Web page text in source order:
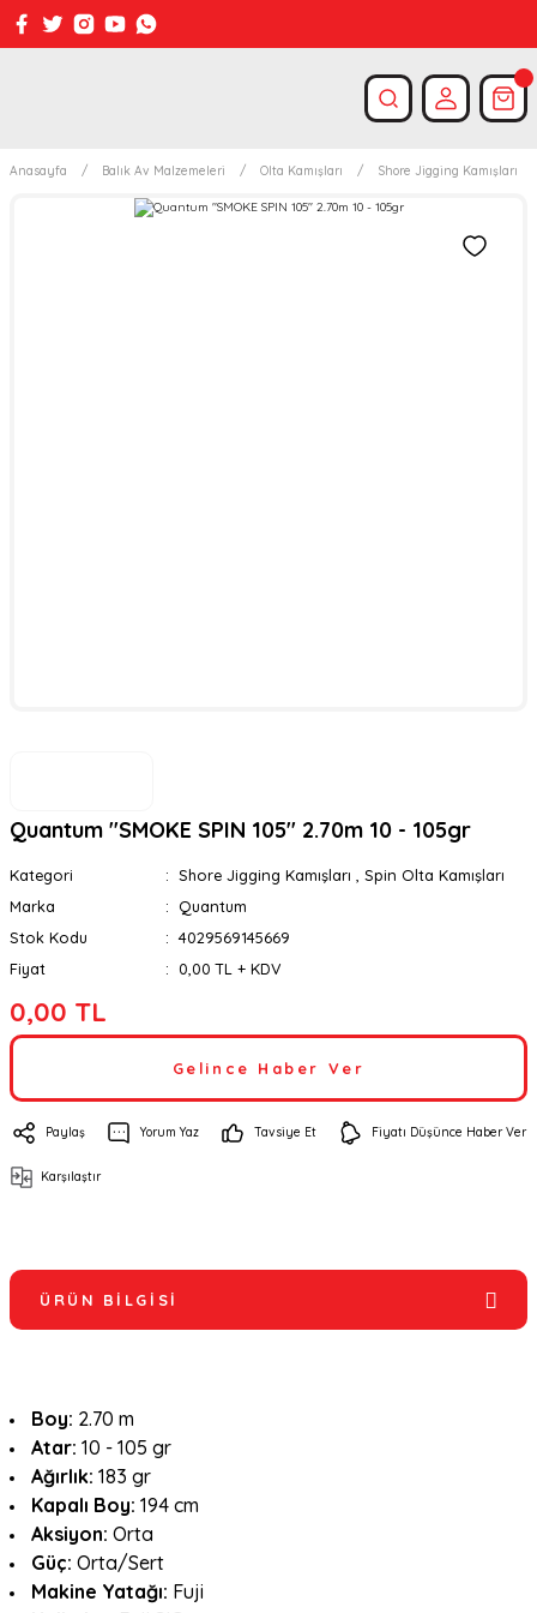
Anasayfa Balık Av Malzemeleri Olta Kamışları Shore Jigging Kamışları
Quantum ''SMOKE SPIN 105'' 2.70m 10 - 105gr
Kategori Shore Jigging Kamışları
Spin Olta Kamışları
Marka
Quantum
Stok Kodu
4029569145669
Fiyat
0,00 TL + KDV
0,00 TL
Gelince Haber Ver
Paylaş Yorum Yaz Tavsiye Et Fiyatı Düşünce Haber Ver
Karşılaştır
ÜRÜN BILGISI
Boy: 2.70 m
Atar: 10 - 105 gr
Ağırlık: 183 gr
Kapalı Boy: 194 cm
Aksiyon: Orta
Güç: Orta/Sert
Makine Yatağı: Fuji